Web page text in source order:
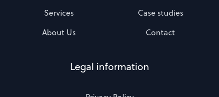
Services
Case studies
About Us
Contact
Legal information